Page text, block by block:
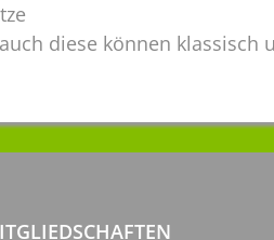
diese können